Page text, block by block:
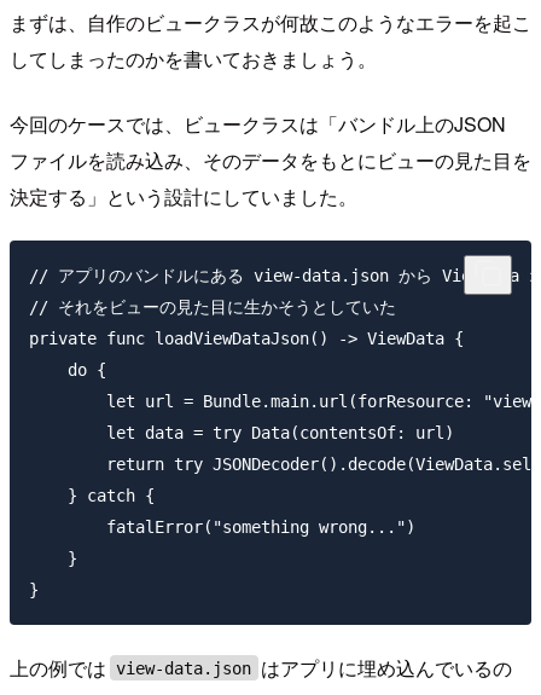
まずは、自作のビュークラスが何故このようなエラーを起こ
してしまったのかを書いておきましょう。
今回のケースでは、ビュークラスは「バンドル上のJSON
ファイルを読み込み、そのデータをもとにビューの見た目を
決定する」という設計にしていました。
// アプリのバンドルにある view-data.json から ViewData オ
// それをビューの見た目に生かそうとしていた
private func loadViewDataJson() -> ViewData {
    do {
let url = Bundle.main.url(forResource:
        let data = try Data(contentsOf: url)
return try
    } catch {
        fatalError("something wrong...")
    }
上の例では view-data.json はアプリに埋め込んでいるの